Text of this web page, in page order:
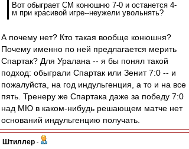
Вот обыграет СМ конюшню 7-0 и останется 4-
м при красивой игре--неужели увольнять?
А почему нет? Кто такая вообще конюшня?
Почему именно по ней предлагается мерить
Спартак? Для Уралана -- я бы понял такой
подход: обыграли Спартак или Зенит 7:0 -- и
пожалуйста, на год индульгенция, а то и на все
пять. Тренеру же Спартака даже за победу 7:0
над МЮ в каком-нибудь решающем матче нет
оснований индульгенцию получать.
Штиллер -